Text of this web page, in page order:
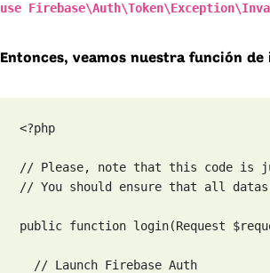
use
Entonces, veamos nuestra función de
<?php
// Please, note that this code is
// You should ensure that all
public function login(Request
  // Launch Firebase Auth